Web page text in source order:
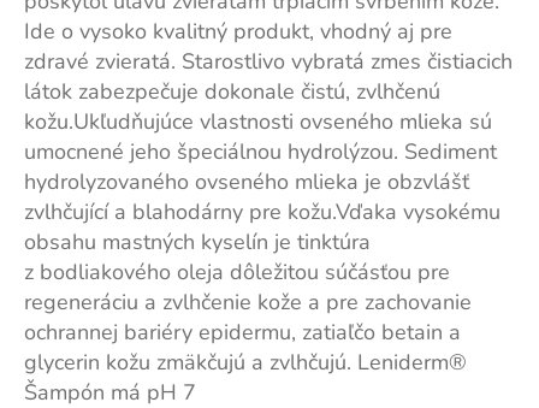
Ide o vysoko kvalitný produkt, vhodný aj pre
zdravé zvieratá. Starostlivo vybratá zmes čistiacich
látok zabezpečuje dokonale čistú, zvlhčenú
kožu.Ukľudňujúce vlastnosti ovseného mlieka sú
umocnené jeho špeciálnou hydrolýzou. Sediment
hydrolyzovaného ovseného mlieka je obzvlášť
zvlhčující a blahodárny pre kožu.Vďaka vysokému
obsahu mastných kyselín je tinktúra
z bodliakového oleja dôležitou súčásťou pre
regeneráciu a zvlhčenie kože a pre zachovanie
ochrannej bariéry epidermu, zatiaľčo betain a
glycerin kožu zmäkčujú a zvlhčujú. Leniderm®
Šampón má pH 7